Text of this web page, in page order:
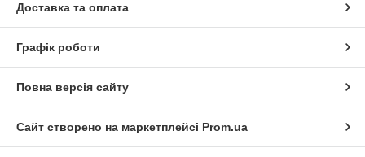
Доставка та оплата
Графік роботи
Повна версія сайту
Сайт створено на маркетплейсі Prom.ua